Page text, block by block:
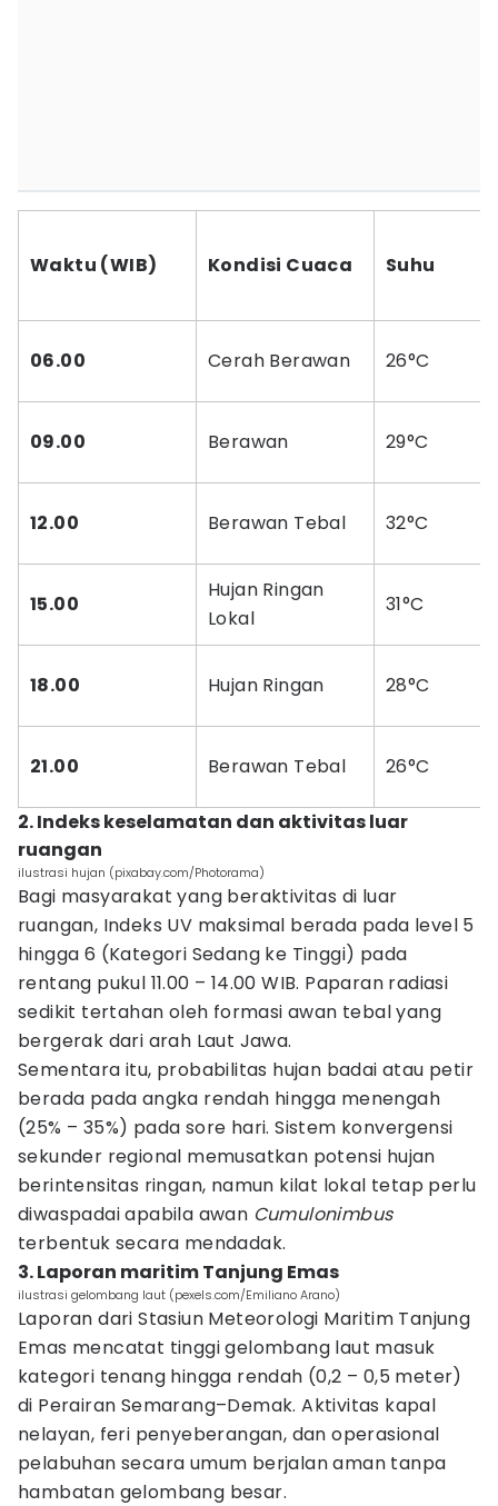
Waktu (WIB) Kondisi Cuaca Suhu
06.00 Cerah Berawan 26°C
09.00 Berawan 29°C
12.00 Berawan Tebal 32°C
15.00
Hujan Ringan
Lokal
31°C
18.00 Hujan Ringan 28°C
21.00 Berawan Tebal 26°C
2. Indeks keselamatan dan aktivitas luar
ruangan
ilustrasi hujan (pixabay.com/Photorama)
Bagi masyarakat yang beraktivitas di luar
ruangan, Indeks UV maksimal berada pada level 5
hingga 6 (Kategori Sedang ke Tinggi) pada
rentang pukul 11.00 – 14.00 WIB. Paparan radiasi
sedikit tertahan oleh formasi awan tebal yang
bergerak dari arah Laut Jawa.
Sementara itu, probabilitas hujan badai atau petir
berada pada angka rendah hingga menengah
(25% – 35%) pada sore hari. Sistem konvergensi
sekunder regional memusatkan potensi hujan
berintensitas ringan, namun kilat lokal tetap perlu
diwaspadai apabila awan Cumulonimbus
terbentuk secara mendadak.
3. Laporan maritim Tanjung Emas
ilustrasi gelombang laut (pexels.com/Emiliano Arano)
Laporan dari Stasiun Meteorologi Maritim Tanjung
Emas mencatat tinggi gelombang laut masuk
kategori tenang hingga rendah (0,2 – 0,5 meter)
di Perairan Semarang–Demak. Aktivitas kapal
nelayan, feri penyeberangan, dan operasional
pelabuhan secara umum berjalan aman tanpa
hambatan gelombang besar.